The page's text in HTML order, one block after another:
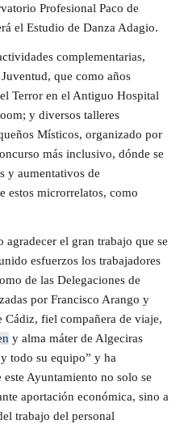
Profesional Paco de
el Estudio de Danza Adagio.
complementarias,
que como años
Terror en el Antiguo Hospital
y diversos talleres
Místicos, organizado por
más inclusivo, dónde se
y aumentativos de
estos microrrelatos, como
el gran trabajo que se
esfuerzos los trabajadores
de las Delegaciones de
por Francisco Arango y
fiel compañera de viaje,
y alma máter de Algeciras
todo su equipo” y ha
Ayuntamiento no solo se
aportación económica, sino a
trabajo del personal